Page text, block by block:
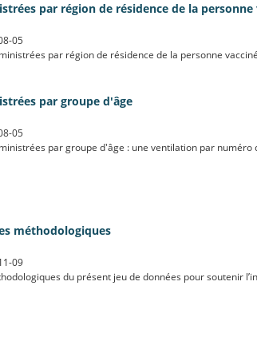
par région de résidence de la personne
05
par région de résidence de la personne
par groupe d'âge
05
par groupe d'âge : une ventilation par numéro
méthodologiques
09
du présent jeu de données pour soutenir